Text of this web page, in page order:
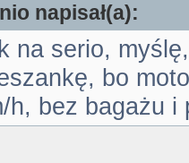
napisał(a):
na serio,
bo
h, bez bagażu i